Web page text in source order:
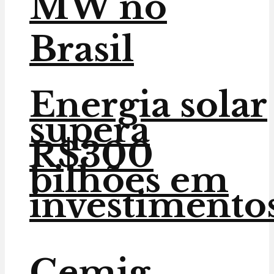
Energia solar
supera
R$300
bilhões em
Brasil